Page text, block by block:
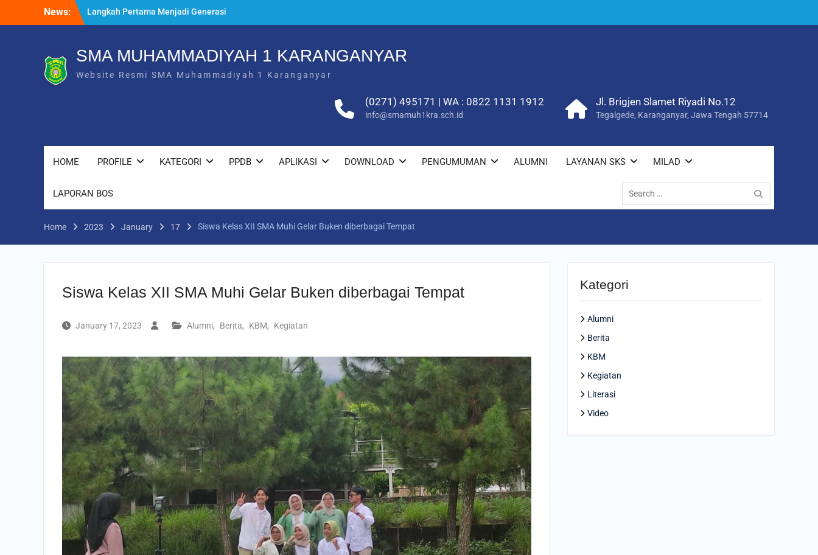
News:
Saat Fajar Menyapa Angkatan Baru, SMA
Muhammadiyah 1 Karanganyar Gelar
Rekapitulasi Realisasi Penggunaan Dana
BOS 2026
Langkah Pertama Menjadi Generasi
SMA MUHAMMADIYAH 1 KARANGANYAR
Website Resmi SMA Muhammadiyah 1 Karanganyar
(0271) 495171 | WA : 0822 1131 1912
info@smamuh1kra.sch.id
Jl. Brigjen Slamet Riyadi No.12
Tegalgede, Karanganyar, Jawa Tengah 57714
HOME PROFILE KATEGORI PPDB APLIKASI DOWNLOAD PENGUMUMAN ALUMNI LAYANAN SKS MILAD
LAPORAN BOS
Search
for:
Home 2023 January 17 Siswa Kelas XII SMA Muhi Gelar Buken diberbagai Tempat
Siswa Kelas XII SMA Muhi Gelar Buken diberbagai Tempat
January 17, 2023 Alumni, Berita, KBM, Kegiatan
Kategori
Alumni
Berita
KBM
Kegiatan
Literasi
Video